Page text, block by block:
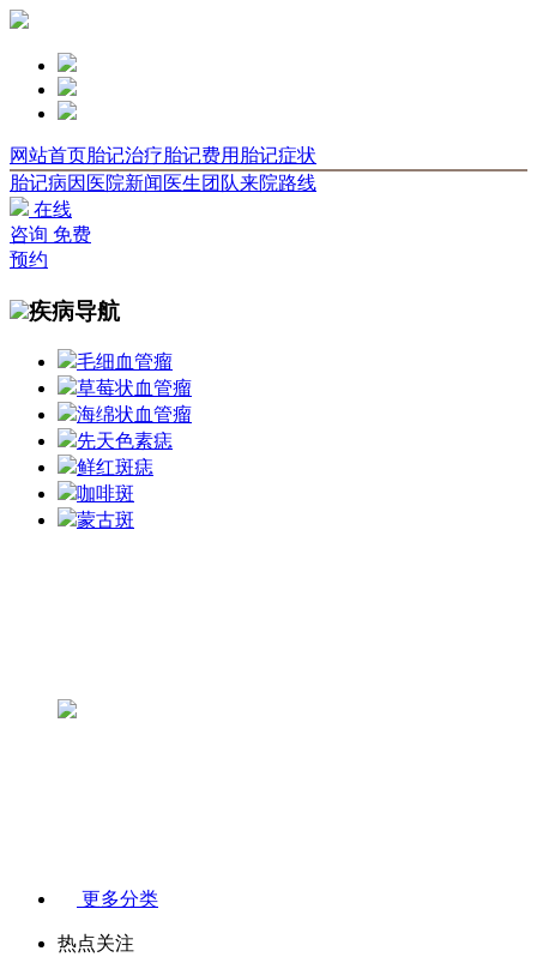
网站首页胎记治疗胎记费用 胎记症状
胎记病因 医院新闻 医生团队来院路线
在线
咨询 免费
预约
疾病导航
毛细血管瘤
草莓状血管瘤
海绵状血管瘤
先天色素痣
鲜红斑痣
咖啡斑
蒙古斑
更多分类
热点关注